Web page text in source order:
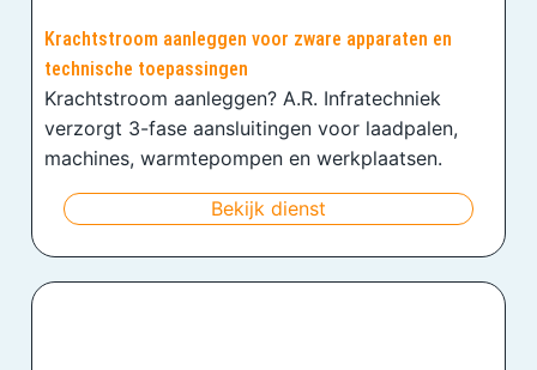
Krachtstroom aanleggen voor zware apparaten en
technische toepassingen
Krachtstroom aanleggen? A.R. Infratechniek
verzorgt 3-fase aansluitingen voor laadpalen,
machines, warmtepompen en werkplaatsen.
Bekijk dienst